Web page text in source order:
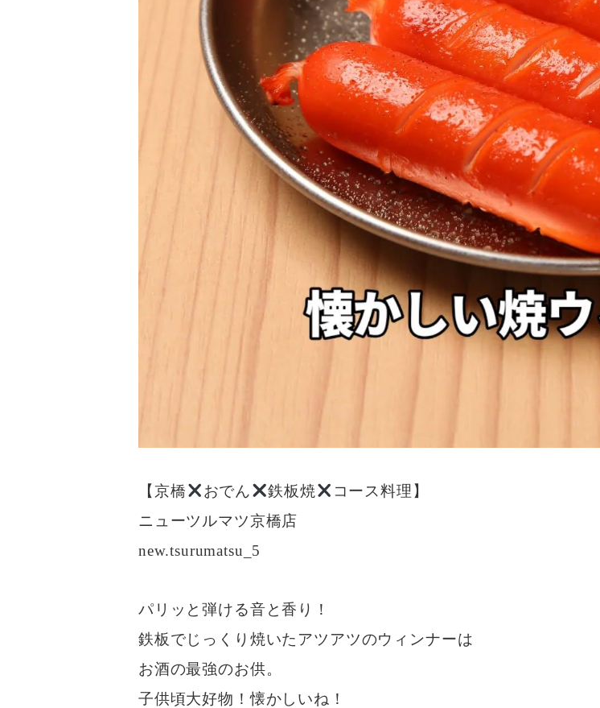
【京橋 おでん 鉄板焼
コース料理】
ニューツルマツ京橋店
new.tsurumatsu_5
パリッと弾ける音と香り！
鉄板でじっくり焼いたアツアツのウィンナーは
お酒の最強のお供。
子供頃大好物！懐かしいね！